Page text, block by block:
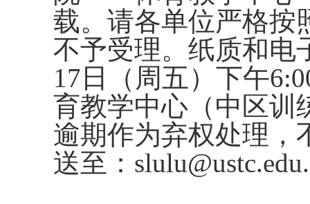
载。请各单位严格按
不予受理。纸质和电
17 日（周五）下午
育教学中心（中区训
逾期作为弃权处理，
送至：